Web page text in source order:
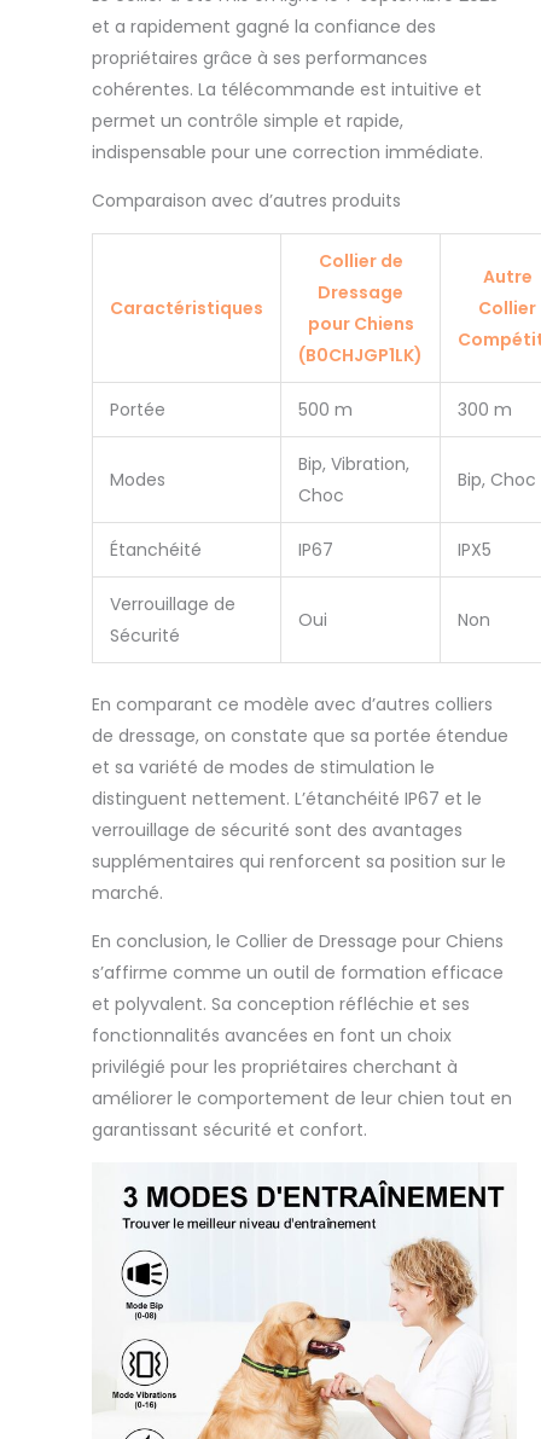
et a rapidement gagné la confiance des
propriétaires grâce à ses performances
cohérentes. La télécommande est intuitive et
permet un contrôle simple et rapide,
indispensable pour une correction immédiate.
Comparaison avec d’autres produits
Caractéristiques
Collier de
Dressage
pour Chiens
(B0CHJGP1LK)
Autre
Collier
Portée 500 m 300 m
Modes
Bip, Vibration,
Choc
Bip, Choc
Étanchéité IP67 IPX5
Verrouillage de
Sécurité
Oui Non
En comparant ce modèle avec d’autres colliers
de dressage, on constate que sa portée étendue
et sa variété de modes de stimulation le
distinguent nettement. L’étanchéité IP67 et le
verrouillage de sécurité sont des avantages
supplémentaires qui renforcent sa position sur le
marché.
En conclusion, le Collier de Dressage pour Chiens
s’affirme comme un outil de formation efficace
et polyvalent. Sa conception réfléchie et ses
fonctionnalités avancées en font un choix
privilégié pour les propriétaires cherchant à
améliorer le comportement de leur chien tout en
garantissant sécurité et confort.